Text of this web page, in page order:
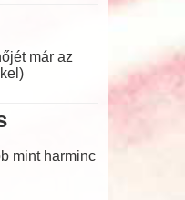
már az
mint harminc